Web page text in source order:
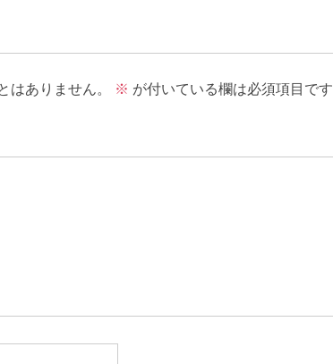
はありません。 ※ が付いている欄は必須項目です